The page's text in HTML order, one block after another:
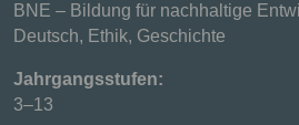
BNE – Bildung für nachhaltige
Deutsch, Ethik, Geschichte
Jahrgangsstufen:
3–13